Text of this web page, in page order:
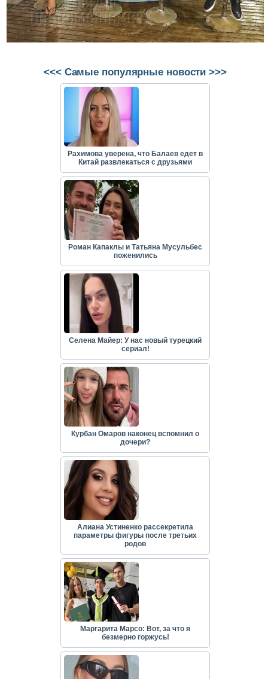
<<< Самые популярные новости >>>
Рахимова уверена, что Балаев едет в
Китай развлекаться с друзьями
Роман Капаклы и Татьяна Мусульбес
поженились
Селена Майер: У нас новый турецкий
сериал!
Курбан Омаров наконец вспомнил о
дочери?
Алиана Устиненко рассекретила
параметры фигуры после третьих
родов
Маргарита Марсо: Вот, за что я
безмерно горжусь!